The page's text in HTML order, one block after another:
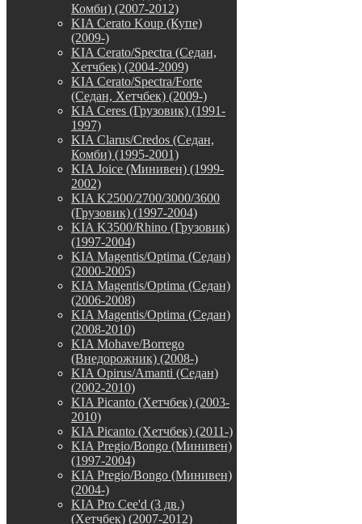
Комби) (2007-2012)
KIA Cerato Koup (Купе)
(2009-)
KIA Cerato/Spectra (Седан,
Хетчбек) (2004-2009)
KIA Cerato/Spectra/Forte
(Седан, Хетчбек) (2009-)
KIA Ceres (Грузовик) (1991-
1997)
KIA Clarus/Credos (Седан,
Комби) (1995-2001)
KIA Joice (Минивен) (1999-
2002)
KIA K2500/2700/3000/3600
(Грузовик) (1997-2004)
KIA K3500/Rhino (Грузовик)
(1997-2004)
KIA Magentis/Optima (Седан)
(2000-2005)
KIA Magentis/Optima (Седан)
(2006-2008)
KIA Magentis/Optima (Седан)
(2008-2010)
KIA Mohave/Borrego
(Внедорожник) (2008-)
KIA Opirus/Amanti (Седан)
(2002-2010)
KIA Picanto (Хетчбек) (2003-
2010)
KIA Picanto (Хетчбек) (2011-)
KIA Pregio/Bongo (Минивен)
(1997-2004)
KIA Pregio/Bongo (Минивен)
(2004-)
KIA Pro Cee'd (3 дв.)
(Хетчбек) (2007-2012)